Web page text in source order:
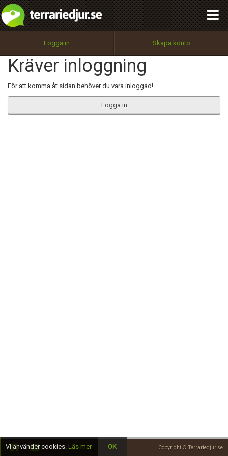
Logga in Skapa konto
Kräver inloggning
För att komma åt sidan behöver du vara inloggad!
Logga in
Copyright © Terrariedjur.se
Utför
100%
OK
integritetspolicy
Namn:
Epost:
Begär nytt lösenord
Tillbaka till förstasidan
Vi använder cookies. Läs mer OK